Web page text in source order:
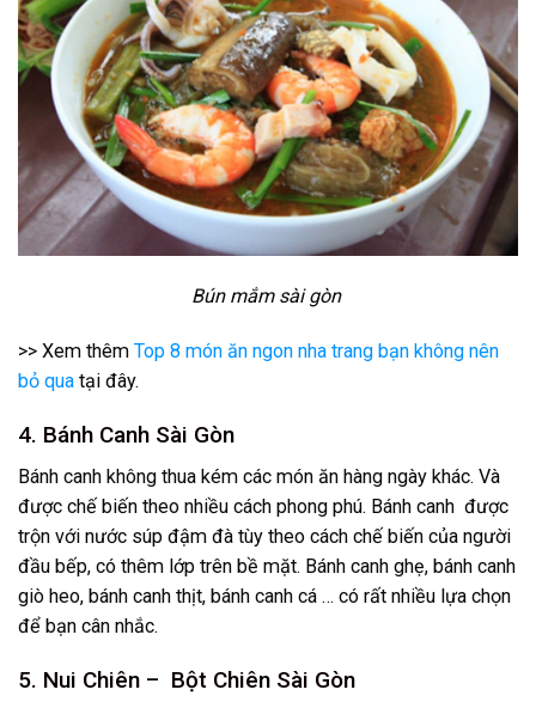
Bún mắm sài gòn
>> Xem thêm Top 8 món ăn ngon nha trang bạn không nên
bỏ qua tại đây.
4. Bánh Canh Sài Gòn
Bánh canh không thua kém các món ăn hàng ngày khác. Và
được chế biến theo nhiều cách phong phú. Bánh canh được
trộn với nước súp đậm đà tùy theo cách chế biến của người
đầu bếp, có thêm lớp trên bề mặt. Bánh canh ghẹ, bánh canh
giò heo, bánh canh thịt, bánh canh cá … có rất nhiều lựa chọn
để bạn cân nhắc.
5. Nui Chiên – Bột Chiên Sài Gòn